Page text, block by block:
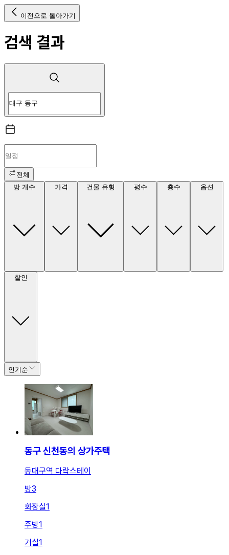
이전으로 돌아가기
검색 결과
전체
방 개수
가격 건물 유형 평수 층수 옵션
할인
인기순
동구 신천동의 상가주택
동대구역 다락스테이
방3
화장실1
주방1
거실1